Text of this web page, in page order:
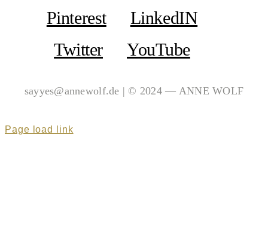
Pinterest
LinkedIN
Twitter
YouTube
sayyes@annewolf.de | © 2024 — ANNE WOLF
Page load link